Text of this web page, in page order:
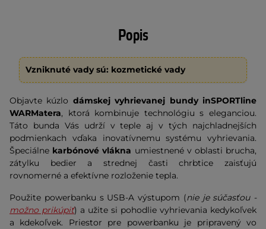
Popis
Vzniknuté vady sú: kozmetické vady
Objavte kúzlo dámskej vyhrievanej bundy inSPORTline
WARMatera, ktorá kombinuje technológiu s eleganciou.
Táto bunda Vás udrží v teple aj v tých najchladnejších
podmienkach vďaka inovatívnemu systému vyhrievania.
Špeciálne karbónové vlákna umiestnené v oblasti brucha,
zátylku bedier a strednej časti chrbtice zaisťujú
rovnomerné a efektívne rozloženie tepla.
Použite powerbanku s USB-A výstupom (nie je súčasťou -
možno prikúpiť) a užite si pohodlie vyhrievania kedykoľvek
a kdekoľvek. Priestor pre powerbanku je pripravený vo